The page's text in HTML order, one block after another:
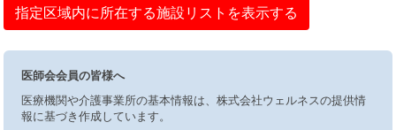
指定区域内に所在する施設リストを表示する
医師会会員の皆様へ
医療機関や介護事業所の基本情報は、株式会社ウェルネスの提供情
報に基づき作成しています。